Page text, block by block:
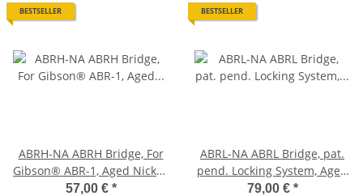
BESTSELLER
ABRH-NA ABRH Bridge, For
Gibson® ABR-1, Aged Nickel,
Brass saddles nickel plated
57,00 € *
BESTSELLER
ABRL-NA ABRL Bridge, pat.
pend. Locking System, Aged
Nickel, Brass saddles nickel
79,00 € *